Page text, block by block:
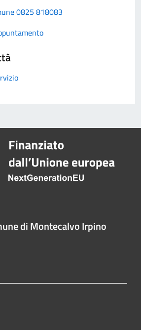
0825 818083
di Montecalvo Irpino